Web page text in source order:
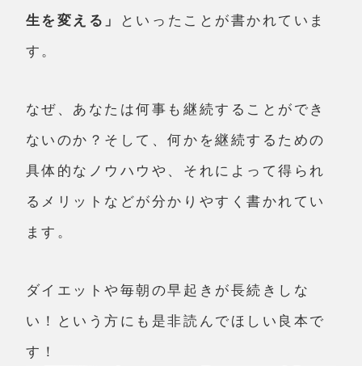
生を変える」
といったことが書かれていま
す。
なぜ、あなたは何事も継続することができ
ないのか？そして、何かを継続するための
具体的なノウハウや、それによって得られ
るメリットなどが分かりやすく書かれてい
ます。
ダイエットや毎朝の早起きが長続きしな
い！という方にも是非読んでほしい良本で
す！